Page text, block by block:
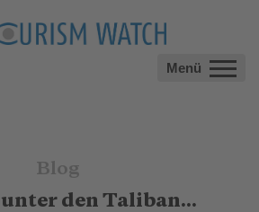
Menü
Blog
den Taliban...